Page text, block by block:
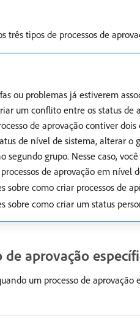
três tipos de processos de
ou problemas já estiverem
um conflito entre os status de
de aprovação contiver
de nível de sistema, alterar
segundo grupo. Nesse caso,
de aprovação em
sobre como criar processos de
sobre como criar um status
de aprovação
um processo de